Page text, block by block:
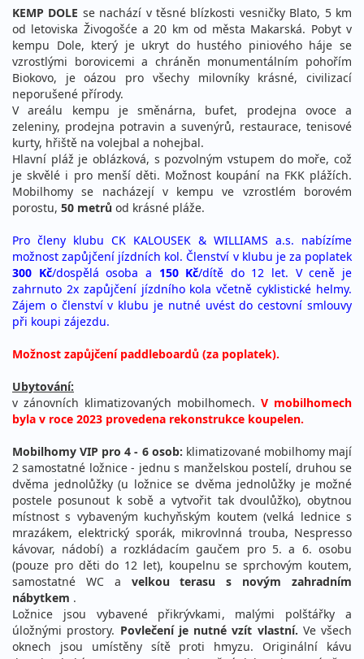
KEMP DOLE se nachází v těsné blízkosti vesničky Blato, 5 km
od letoviska Živogošće a 20 km od města Makarská. Pobyt v
kempu Dole, který je ukryt do hustého piniového háje se
vzrostlými borovicemi a chráněn monumentálním pohořím
Biokovo, je oázou pro všechy milovníky krásné, civilizací
neporušené přírody.
V areálu kempu je směnárna, bufet, prodejna ovoce a
zeleniny, prodejna potravin a suvenýrů, restaurace, tenisové
kurty, hřiště na volejbal a nohejbal.
Hlavní pláž je oblázková, s pozvolným vstupem do moře, což
je skvělé i pro menší děti. Možnost koupání na FKK plážích.
Mobilhomy se nacházejí v kempu ve vzrostlém borovém
porostu, 50 metrů od krásné pláže.
Pro členy klubu CK KALOUSEK & WILLIAMS a.s. nabízíme
možnost zapůjčení jízdních kol. Členství v klubu je za poplatek
300 Kč/dospělá osoba a 150 Kč/dítě do 12 let. V ceně je
zahrnuto 2x zapůjčení jízdního kola včetně cyklistické helmy.
Zájem o členství v klubu je nutné uvést do cestovní smlouvy
při koupi zájezdu.
Možnost zapůjčení paddleboardů (za poplatek).
Ubytování:
v zánovních klimatizovaných mobilhomech. V mobilhomech
byla v roce 2023 provedena rekonstrukce koupelen.
Mobilhomy VIP pro 4 - 6 osob: klimatizované mobilhomy mají
2 samostatné ložnice - jednu s manželskou postelí, druhou se
dvěma jednolůžky (u ložnice se dvěma jednolůžky je možné
postele posunout k sobě a vytvořit tak dvoulůžko), obytnou
místnost s vybaveným kuchyňským koutem (velká lednice s
mrazákem, elektrický sporák, mikrovlnná trouba, Nespresso
kávovar, nádobí) a rozkládacím gaučem pro 5. a 6. osobu
(pouze pro děti do 12 let), koupelnu se sprchovým koutem,
samostatné WC a velkou terasu s novým zahradním
nábytkem .
Ložnice jsou vybavené přikrývkami, malými polštářky a
úložnými prostory. Povlečení je nutné vzít vlastní. Ve všech
oknech jsou umístěny sítě proti hmyzu. Originální kávu